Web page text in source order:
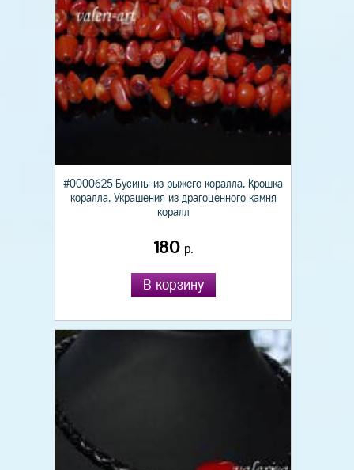
#0000625 Бусины из рыжего коралла. Крошка
коралла. Украшения из драгоценного камня
коралл
180р.
В корзину